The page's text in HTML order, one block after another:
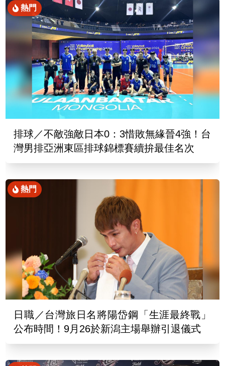
熱門
排球／不敵強敵日本0：3惜敗無緣晉4強！台
灣男排亞洲東區排球錦標賽續拚最佳名次
熱門
日職／台灣旅日名將陽岱鋼「生涯最終戰」
公布時間！9月26於新潟主場舉辦引退儀式